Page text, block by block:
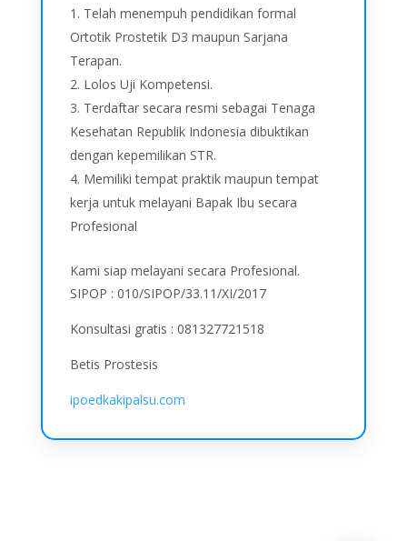
Telah menempuh pendidikan formal
Ortotik Prostetik D3 maupun Sarjana
Terapan.
Lolos Uji Kompetensi.
Terdaftar secara resmi sebagai Tenaga
Kesehatan Republik Indonesia dibuktikan
dengan kepemilikan STR.
Memiliki tempat praktik maupun tempat
kerja untuk melayani Bapak Ibu secara
Profesional
Kami siap melayani secara Profesional.
SIPOP : 010/SIPOP/33.11/XI/2017
Konsultasi gratis : 081327721518
Betis Prostesis
ipoedkakipalsu.com